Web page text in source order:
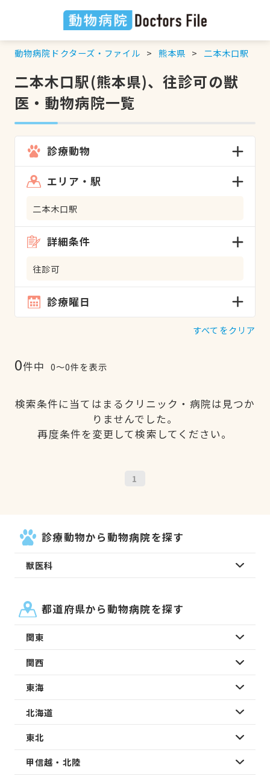
動物病院ドクターズ・ファイル 熊本県 二本木口駅
二本木口駅(熊本県)、往診可の獣
医・動物病院一覧
診療動物
エリア・駅
二本木口駅
詳細条件
往診可
診療曜日
すべてをクリア
0件中 0〜0件を表示
検索条件に当てはまるクリニック・病院は見つか
りませんでした。
再度条件を変更して検索してください。
1
診療動物から動物病院を探す
獣医科
都道府県から動物病院を探す
関東
関西
東海
北海道
東北
甲信越・北陸